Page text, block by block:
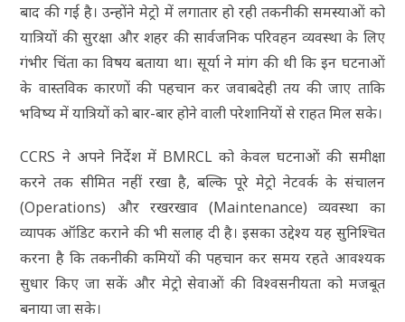
बाद की गई है। उन्होंने मेट्रो में लगातार हो रही तकनीकी समस्याओं को
यात्रियों की सुरक्षा और शहर की सार्वजनिक परिवहन व्यवस्था के लिए
गंभीर चिंता का विषय बताया था। सूर्या ने मांग की थी कि इन घटनाओं
के वास्तविक कारणों की पहचान कर जवाबदेही तय की जाए ताकि
भविष्य में यात्रियों को बार-बार होने वाली परेशानियों से राहत मिल सके।
CCRS ने अपने निर्देश में BMRCL को केवल घटनाओं की समीक्षा
करने तक सीमित नहीं रखा है, बल्कि पूरे मेट्रो नेटवर्क के संचालन
(Operations) और रखरखाव (Maintenance) व्यवस्था का
व्यापक ऑडिट कराने की भी सलाह दी है। इसका उद्देश्य यह सुनिश्चित
करना है कि तकनीकी कमियों की पहचान कर समय रहते आवश्यक
सुधार किए जा सकें और मेट्रो सेवाओं की विश्वसनीयता को मजबूत
बनाया जा सके।